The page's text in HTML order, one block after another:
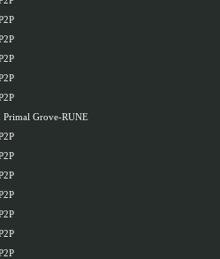
Primal Grove-RUNE